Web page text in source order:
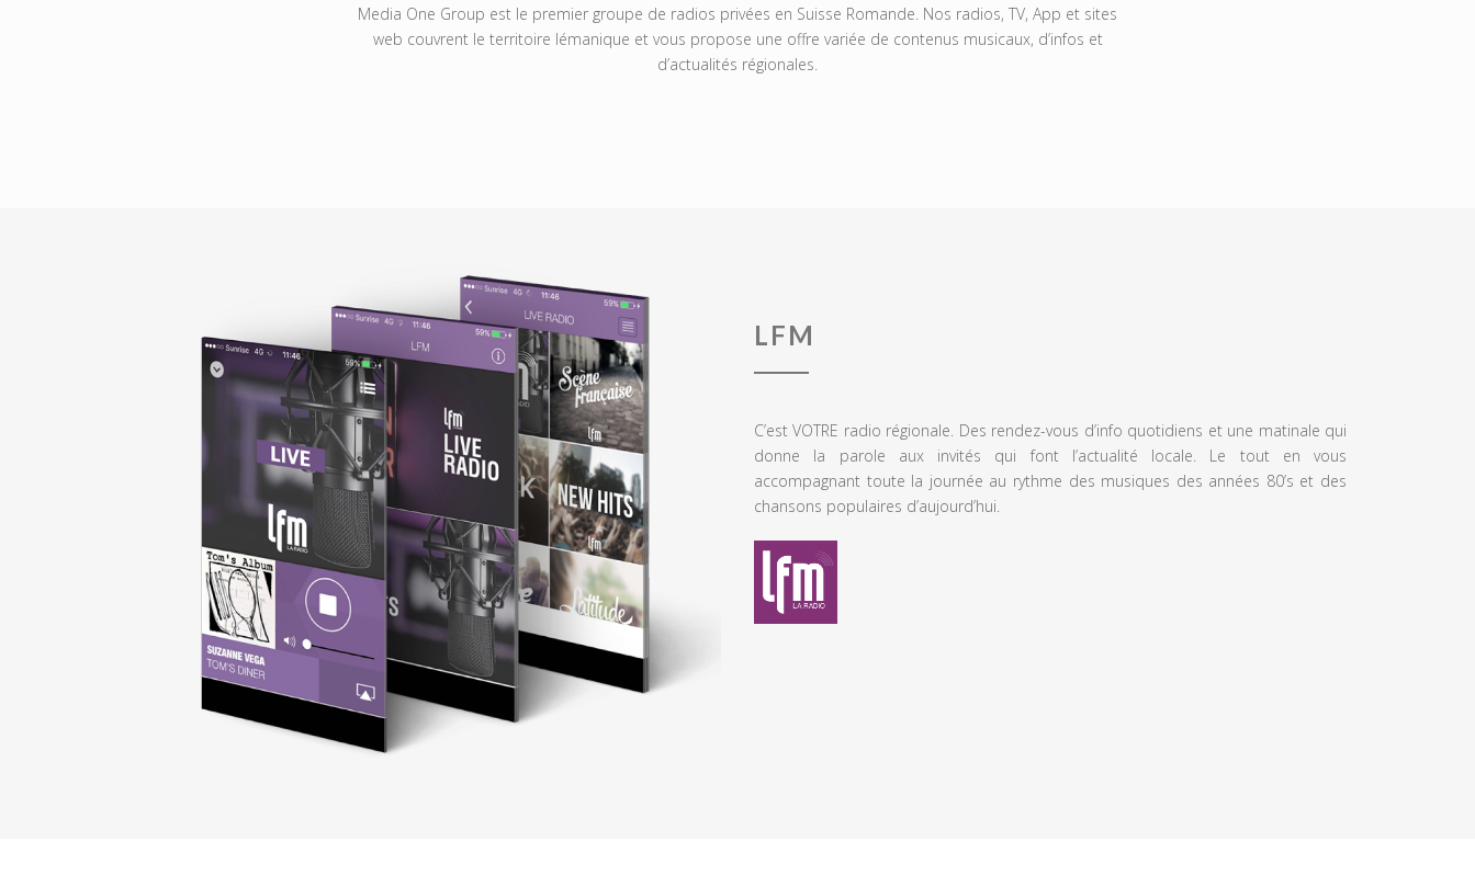
Media One Group est le premier groupe de radios privées en Suisse Romande. Nos radios, TV, App et sites
web couvrent le territoire lémanique et vous propose une offre variée de contenus musicaux, d’infos et
d’actualités régionales.
LFM
C’est VOTRE radio régionale. Des rendez-vous d’info quotidiens et une matinale qui
donne la parole aux invités qui font l’actualité locale. Le tout en vous
accompagnant toute la journée au rythme des musiques des années 80’s et des
chansons populaires d’aujourd’hui.